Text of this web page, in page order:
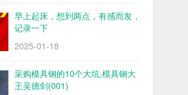
早上起床，想到两点，有感而发，
记录一下
2025-01-18
采购模具钢的10个大坑,模具钢大
王吴德剑(001)